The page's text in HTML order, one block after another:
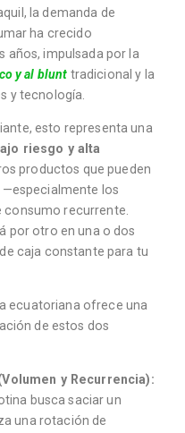
la demanda de
ha crecido
años, impulsada por la
y al blunt tradicional y la
y tecnología.
esto representa una
riesgo y alta
productos que pueden
—especialmente los
recurrente.
por otro en una o dos
caja constante para tu
ecuatoriana ofrece una
de estos dos
y Recurrencia):
busca saciar un
una rotación de